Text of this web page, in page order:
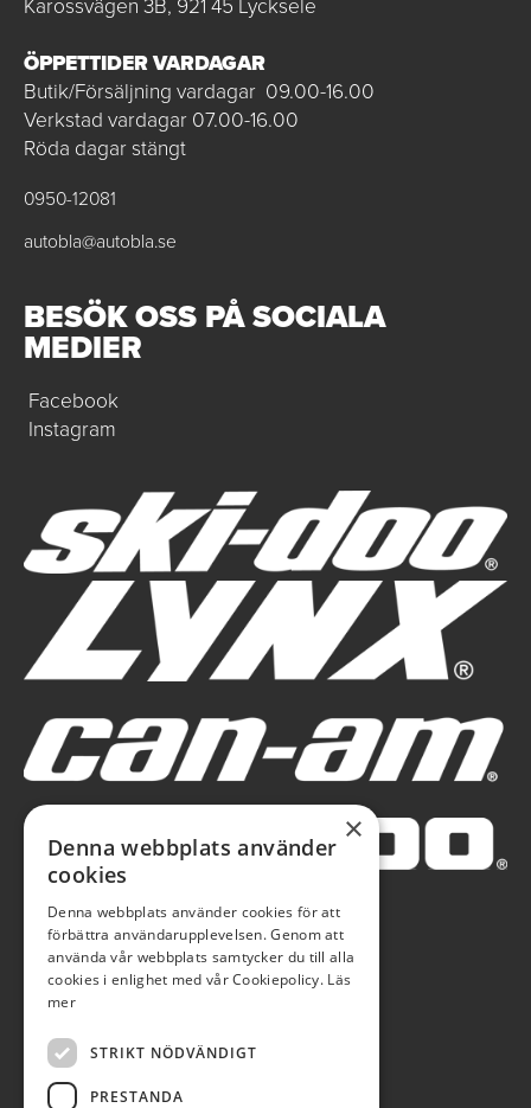
ÖPPETTIDER VARDAGAR
Butik/Försäljning vardagar 09.00-16.00
Verkstad vardagar 07.00-16.00
Röda dagar stängt
0950-12081
autobla@autobla.se
BESÖK OSS PÅ SOCIALA
MEDIER
Facebook
Instagram
×
Denna webbplats använder
cookies
Denna webbplats använder cookies för att
förbättra användarupplevelsen. Genom att
använda vår webbplats samtycker du till alla
cookies i enlighet med vår Cookiepolicy. Läs
mer
STRIKT NÖDVÄNDIGT
PRESTANDA